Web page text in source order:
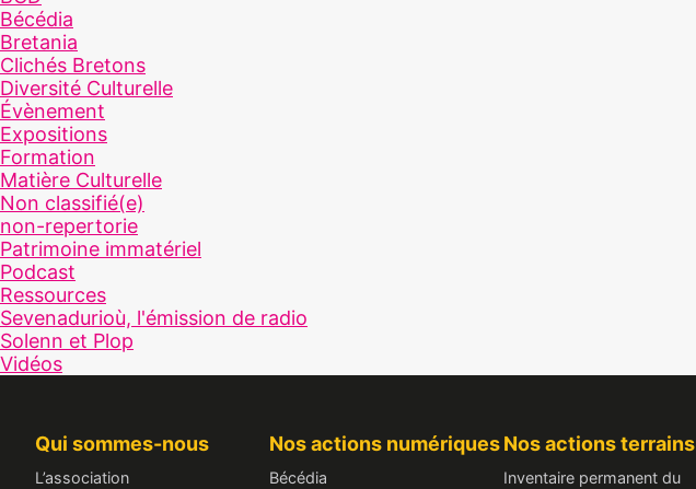
Bécédia
Bretania
Clichés Bretons
Diversité Culturelle
Évènement
Expositions
Formation
Matière Culturelle
Non classifié(e)
non-repertorie
Patrimoine immatériel
Podcast
Ressources
Sevenadurioù, l'émission de radio
Solenn et Plop
Vidéos
Qui sommes-nous
L’association
Nos actions numériques
Bécédia
Nos actions terrains
Inventaire permanent du